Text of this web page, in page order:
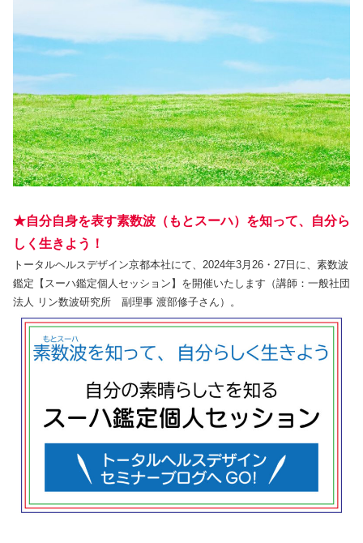
★自分自身を表す素数波（もとスーハ）を知って、自分ら
しく生きよう！
トータルヘルスデザイン京都本社にて、2024年3月26・27日に、素数波
鑑定【スーハ鑑定個人セッション】を開催いたします（講師：一般社団
法人 リン数波研究所 副理事 渡部修子さん）。